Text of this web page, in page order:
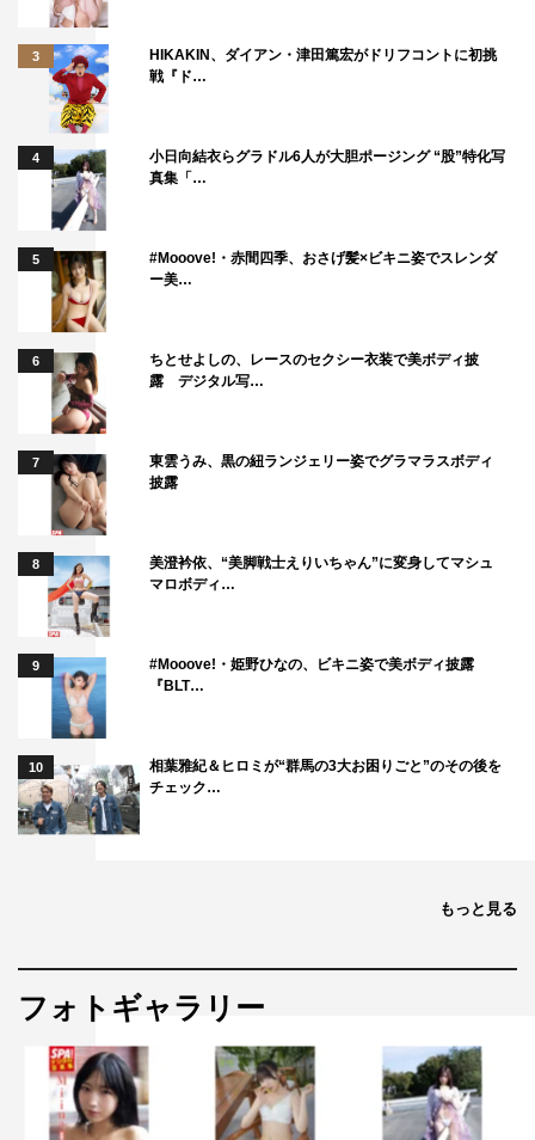
＜進行＞
井口浩之（ウエストランド）
©フジテレビ
3
HIKAKIN、ダイアン・津田篤宏がドリフコントに初挑
戦『ド…
4
小日向結衣らグラドル6人が大胆ポージング “股”特化写
真集「…
5
#Mooove!・赤間四季、おさげ髪×ビキニ姿でスレンダ
ー美…
6
ちとせよしの、レースのセクシー衣装で美ボディ披
露 デジタル写…
7
東雲うみ、黒の紐ランジェリー姿でグラマラスボディ
披露
8
美澄衿依、“美脚戦士えりいちゃん”に変身してマシュ
マロボディ…
9
#Mooove!・姫野ひなの、ビキニ姿で美ボディ披露
『BLT…
10
相葉雅紀＆ヒロミが“群馬の3大お困りごと”のその後を
チェック…
もっと見る
フォトギャラリー